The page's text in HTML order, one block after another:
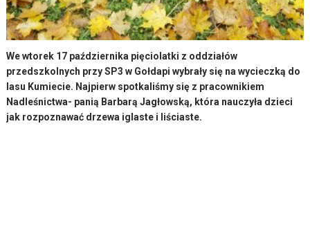
We wtorek 17 października pięciolatki z oddziałów
przedszkolnych przy SP3 w Gołdapi wybrały się na wycieczką do
lasu Kumiecie. Najpierw spotkaliśmy się z pracownikiem
Nadleśnictwa- panią Barbarą Jagłowską, która nauczyła dzieci
jak rozpoznawać drzewa iglaste i liściaste.